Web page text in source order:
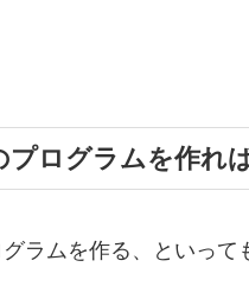
プログラムを作れ
ラムを作る、といって